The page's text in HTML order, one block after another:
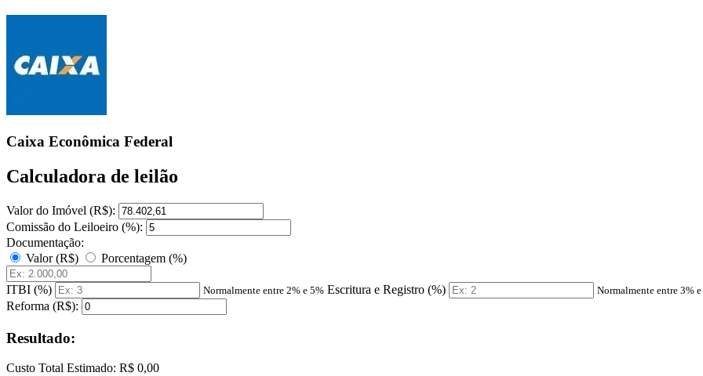
Caixa Econômica Federal
Calculadora de leilão
Valor do Imóvel (R$):
Comissão do Leiloeiro (%):
Documentação:
Valor (R$)
Porcentagem (%)
ITBI (%) Normalmente entre 2% e 5% Escritura e Registro (%) Normalmente entre 3%
Reforma (R$):
Resultado:
Custo Total Estimado: R$ 0,00